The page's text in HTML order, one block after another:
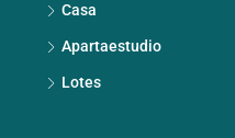
Casa
Apartaestudio
Lotes